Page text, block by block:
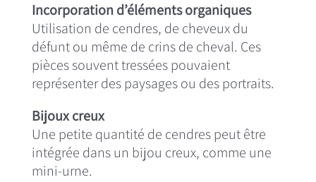
Incorporation d’éléments organiques
Utilisation de cendres, de cheveux du
défunt ou même de crins de cheval. Ces
pièces souvent tressées pouvaient
représenter des paysages ou des portraits.
Bijoux creux
Une petite quantité de cendres peut être
intégrée dans un bijou creux, comme une
mini-urne.